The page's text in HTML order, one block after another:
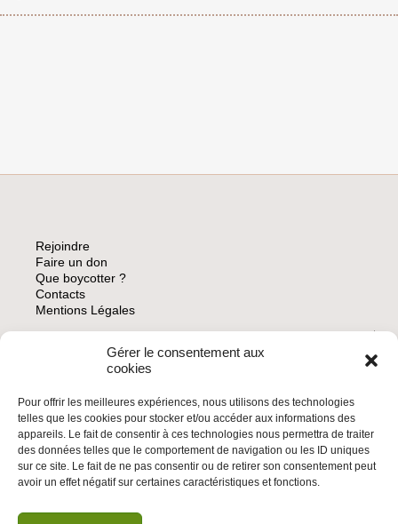
Gérer le consentement aux
cookies
Pour offrir les meilleures expériences, nous utilisons des technologies
telles que les cookies pour stocker et/ou accéder aux informations des
appareils. Le fait de consentir à ces technologies nous permettra de traiter
des données telles que le comportement de navigation ou les ID uniques
sur ce site. Le fait de ne pas consentir ou de retirer son consentement peut
avoir un effet négatif sur certaines caractéristiques et fonctions.
Rejoindre
Faire un don
Que boycotter ?
Contacts
Mentions Légales
ARCHIVES
INSCRIVEZ-VOUS À LA NEWSLETTER
Inscrivez-vous à la Newsletter